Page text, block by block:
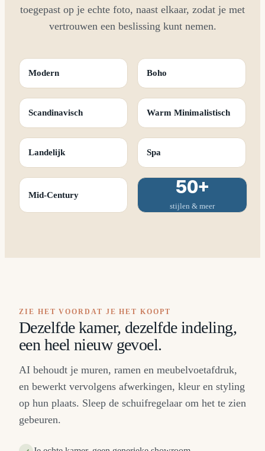
toegepast op je echte foto, naast elkaar, zodat je met
vertrouwen een beslissing kunt nemen.
Modern Boho
Scandinavisch Warm Minimalistisch
Landelijk Spa
Mid-Century 50+
stijlen & meer
ZIE HET VOORDAT JE HET KOOPT
Dezelfde kamer, dezelfde indeling,
een heel nieuw gevoel.
AI behoudt je muren, ramen en meubelvoetafdruk,
en bewerkt vervolgens afwerkingen, kleur en styling
op hun plaats. Sleep de schuifregelaar om het te zien
gebeuren.